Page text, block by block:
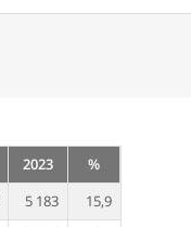
2023
%
5 183
15,9